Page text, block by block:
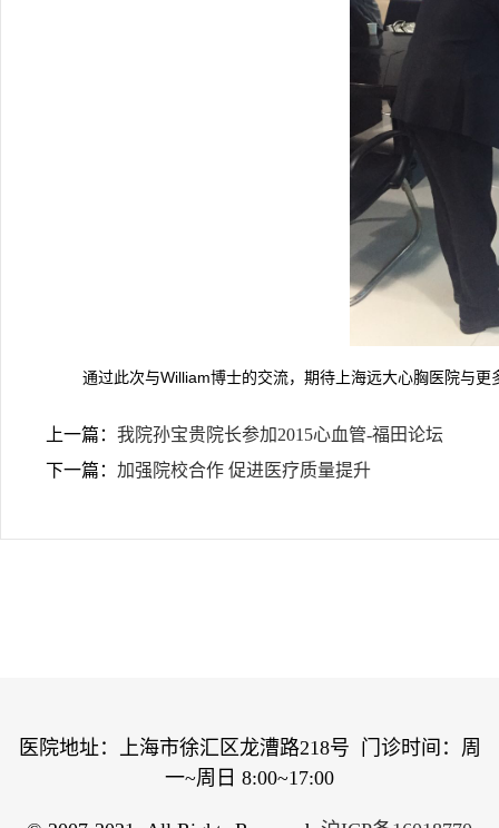
通过此次与William博士的交流，期待上海远大心胸医院与
上一篇： 我院孙宝贵院长参加2015心血管-福田论坛
下一篇： 加强院校合作 促进医疗质量提升
医院地址：上海市徐汇区龙漕路218号 门诊时间：周
一~周日 8:00~17:00